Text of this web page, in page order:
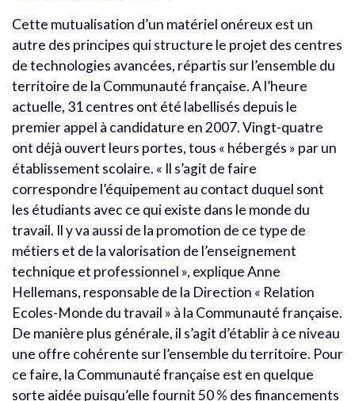
Cette mutualisation d’un matériel onéreux est un
autre des principes qui structure le projet des centres
de technologies avancées, répartis sur l’ensemble du
territoire de la Communauté française. A l’heure
actuelle, 31 centres ont été labellisés depuis le
premier appel à candidature en 2007. Vingt-quatre
ont déjà ouvert leurs portes, tous « hébergés » par un
établissement scolaire. « Il s’agit de faire
correspondre l’équipement au contact duquel sont
les étudiants avec ce qui existe dans le monde du
travail. Il y va aussi de la promotion de ce type de
métiers et de la valorisation de l’enseignement
technique et professionnel », explique Anne
Hellemans, responsable de la Direction « Relation
Ecoles-Monde du travail » à la Communauté française.
De manière plus générale, il s’agit d’établir à ce niveau
une offre cohérente sur l’ensemble du territoire. Pour
ce faire, la Communauté française est en quelque
sorte aidée puisqu’elle fournit 50 % des financements